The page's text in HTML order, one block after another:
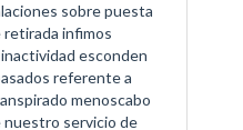
sobre puesta
retirada infimos
esconden
referente a
menoscabo
nuestro servicio de